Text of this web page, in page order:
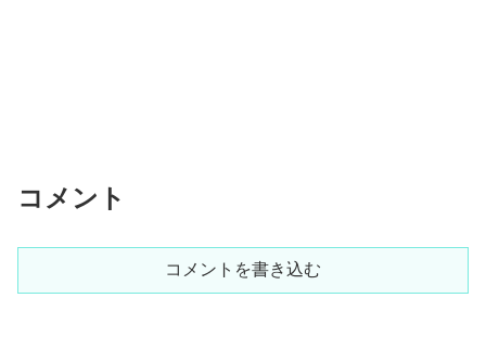
コメント
コメントを書き込む